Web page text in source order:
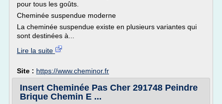
pour tous les goûts.
Cheminée suspendue moderne
La cheminée suspendue existe en plusieurs variantes qui
sont destinées à...
Lire la suite
Site : https://www.cheminor.fr
Insert Cheminée Pas Cher 291748 Peindre
Brique Chemin E ...